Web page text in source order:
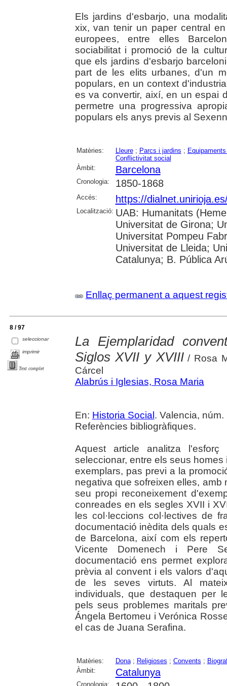
Els jardins d'esbarjo, una
xix, van tenir un paper central
europees, entre elles
sociabilitat i promoció de la
que els jardins d'esbarjo
part de les elits urbanes, d'un
populars, en un context
es va convertir, així, en un espai
permetre una progressiva
populars els anys previs al
Matèries: Lleure; Parcs i jardins ;
Conflictivitat social
Àmbit:
Barcelona
Cronologia: 1850-1868
Accés: https://
Localització: UAB: Humanitats
Universitat de Girona;
Universitat Pompeu
Universitat de Lleida;
Catalunya; B. Pública
Enllaç permanent a aquest
8 / 97
seleccionar
imprimir
Text complet
La Ejemplaridad
Siglos XVII y XVIII/ Rosa
Cárcel
Alabrús i Iglesias, Rosa Maria
En: Historia Social. Valencia,
Referències bibliogràfiques.
Aquest article analitza
seleccionar, entre els seus
exemplars, pas previ a la
negativa que sofreixen elles, amb
seu propi reconeixement
conreades en els segles XVII i
les col·leccions col·lectives de
documentació inèdita dels quals
de Barcelona, així com els
Vicente Domenech i Pere
documentació ens permet
prèvia al convent i els valors
de les seves virtuts. Al
individuals, que destaquen per
pels seus problemes maritals
Ángela Bertomeu i Verónica
el cas de Juana Serafina.
Matèries: Dona; Religioses ; Convents ;
Àmbit:
Catalunya
Cronologia: